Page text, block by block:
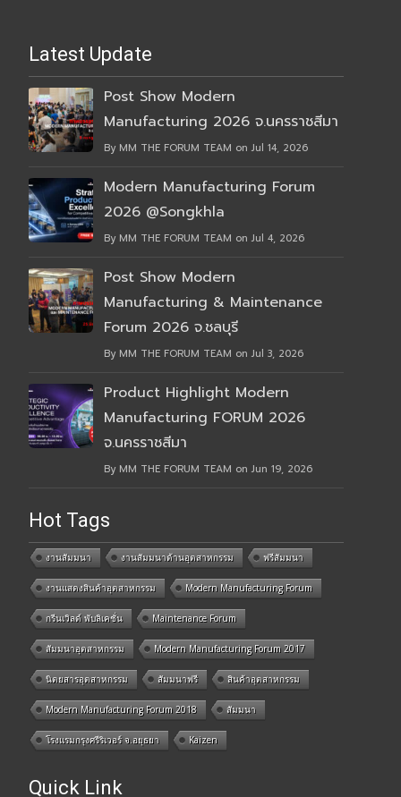
Latest Update
Post Show Modern
Manufacturing 2026 จ.นครราชสีมา
By MM THE FORUM TEAM on Jul 14, 2026
Modern Manufacturing Forum
2026 @Songkhla
By MM THE FORUM TEAM on Jul 4, 2026
Post Show Modern
Manufacturing & Maintenance
Forum 2026 จ.ชลบุรี
By MM THE FORUM TEAM on Jul 3, 2026
Product Highlight Modern
Manufacturing FORUM 2026
จ.นครราชสีมา
By MM THE FORUM TEAM on Jun 19, 2026
Hot Tags
งานสัมมนา งานสัมมนาด้านอุตสาหกรรม ฟรีสัมมนา
งานแสดงสินค้าอุตสาหกรรม Modern Manufacturing Forum
กรีนเวิลด์ พับลิเคชั่น Maintenance Forum
สัมมนาอุตสาหกรรม Modern Manufacturing Forum 2017
นิตยสารอุตสาหกรรม สัมมนาฟรี สินค้าอุตสาหกรรม
Modern Manufacturing Forum 2018 สัมมนา
โรงแรมกรุงศรีริเวอร์ จ.อยุธยา Kaizen
Quick Link